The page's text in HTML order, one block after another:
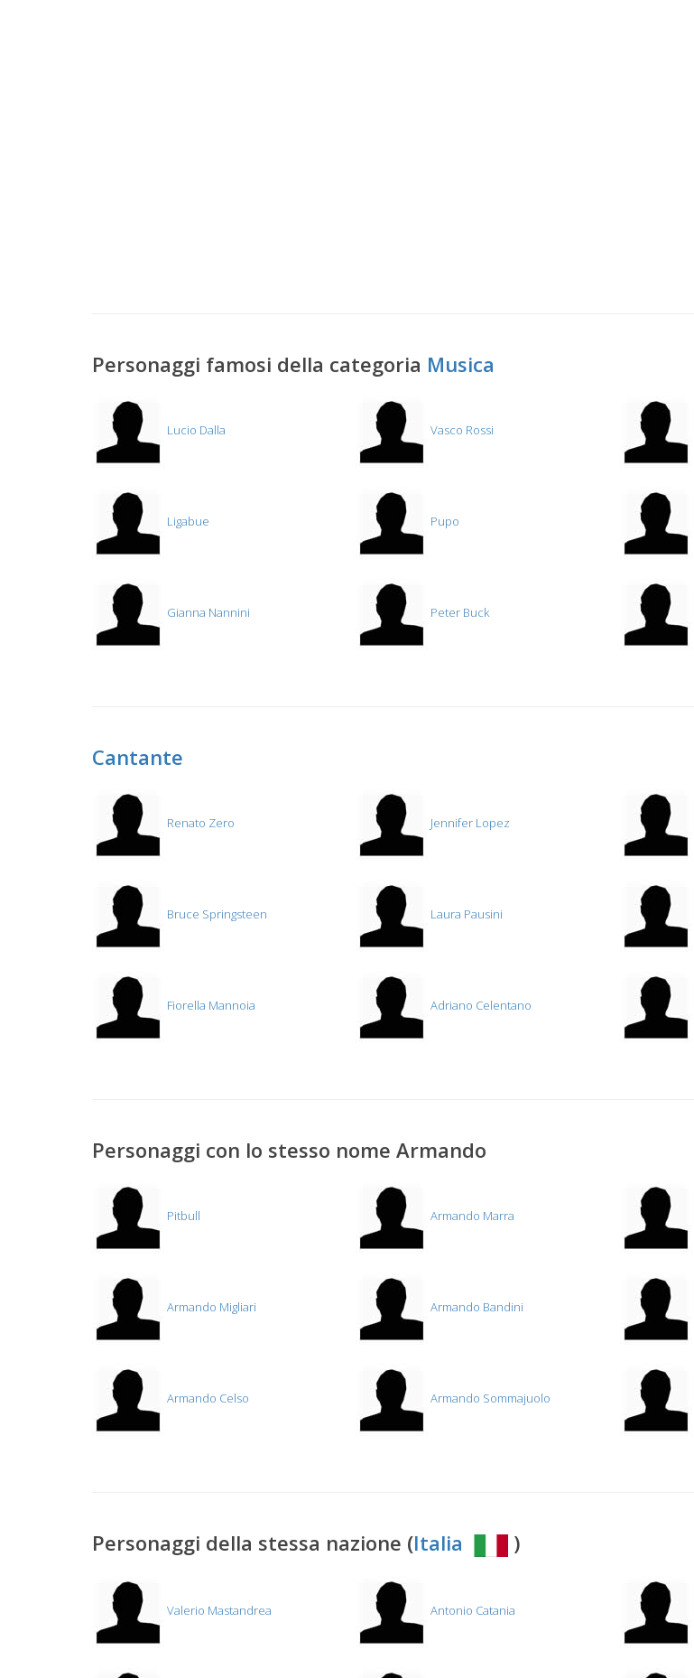
Personaggi famosi della categoria Musica
Lucio Dalla Vasco Rossi
Ligabue Pupo
Gianna Nannini Peter Buck
Cantante
Renato Zero Jennifer Lopez
Bruce Springsteen Laura Pausini
Fiorella Mannoia Adriano Celentano
Personaggi con lo stesso nome Armando
Pitbull Armando Marra
Armando Migliari Armando Bandini
Armando Celso Armando Sommajuolo
Personaggi della stessa nazione (Italia )
Valerio Mastandrea Antonio Catania